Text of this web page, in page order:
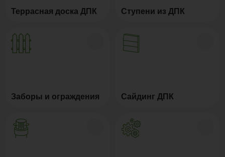
Террасная доска ДПК Ступени из ДПК
Заборы и ограждения Сайдинг ДПК